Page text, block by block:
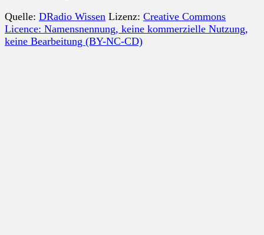
Quelle: DRadio Wissen Lizenz: Creative Commons
Licence: Namensnennung, keine kommerzielle Nutzung,
keine Bearbeitung (BY-NC-CD)